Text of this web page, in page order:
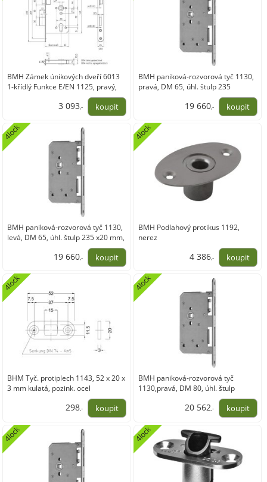
BMH Zámek únikových dveří 6013
1-křídlý Funkce E/EN 1125, pravý,
3 093,-
BMH paniková-rozvorová tyč 1130,
pravá, DM 65, úhl. štulp 235
19 660,-
BMH paniková-rozvorová tyč 1130,
levá, DM 65, úhl. štulp 235 x20 mm,
4lock
19 660,-
BMH Podlahový protikus 1192,
nerez
4lock
4 386,-
3 625,02
BHM Tyč. protiplech 1143, 52 x 20 x
3 mm kulatá, pozink. ocel
4lock
298,-
246,44
BMH paniková-rozvorová tyč
1130,pravá, DM 80, úhl. štulp
4lock
20 562,-
4lock 4lock